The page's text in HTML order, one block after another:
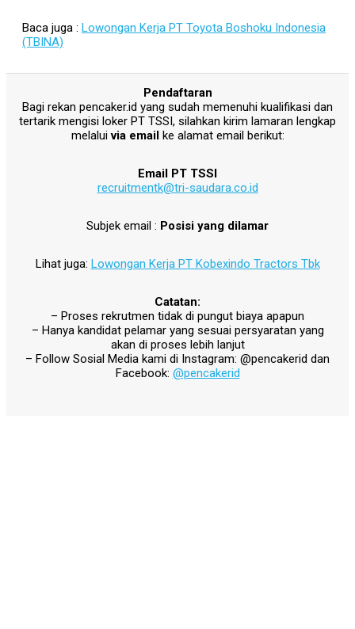
Baca juga : Lowongan Kerja PT Toyota Boshoku Indonesia
(TBINA)
Pendaftaran
Bagi rekan pencaker.id yang sudah memenuhi kualifikasi dan
tertarik mengisi loker PT TSSI, silahkan kirim lamaran lengkap
melaluivia emailke alamat email berikut:
Email PT TSSI
recruitmentk@tri-saudara.co.id
Subjek email : Posisi yang dilamar
Lihat juga: Lowongan Kerja PT Kobexindo Tractors Tbk
Catatan:
– Proses rekrutmen tidak di pungut biaya apapun
– Hanya kandidat pelamar yang sesuai persyaratan yang
akan di proses lebih lanjut
– Follow Sosial Media kami di Instagram: @pencakerid dan
Facebook: @pencakerid